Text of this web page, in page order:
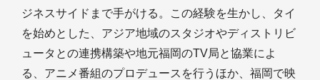
ジネスサイドまで手がける。この経験を生かし、タイ
を始めとした、アジア地域のスタジオやディストリビ
ュータとの連携構築や地元福岡のTV局と協業によ
る、アニメ番組のプロデュースを行うほか、福岡で映